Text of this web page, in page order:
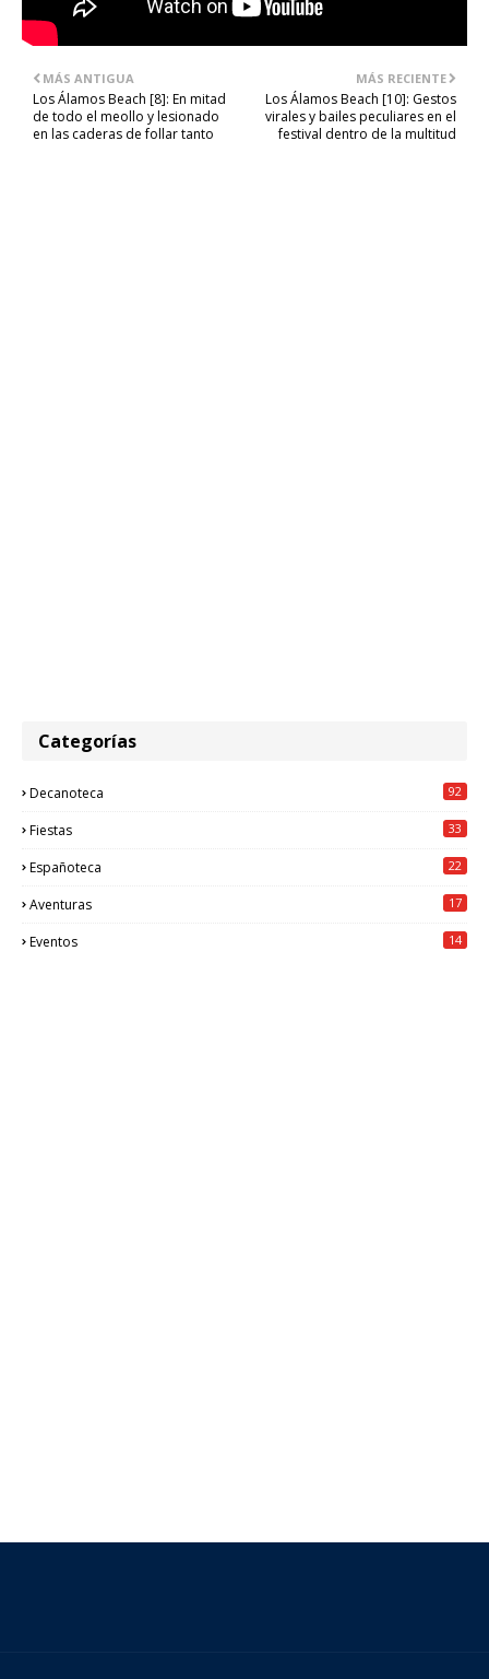
MÁS RECIENTE
Los Álamos Beach [10]: Gestos
virales y bailes peculiares en el
festival dentro de la multitud
MÁS ANTIGUA
Los Álamos Beach [8]: En mitad
de todo el meollo y lesionado
en las caderas de follar tanto
Categorías
Decanoteca 92
Fiestas 33
Españoteca 22
Aventuras 17
Eventos 14